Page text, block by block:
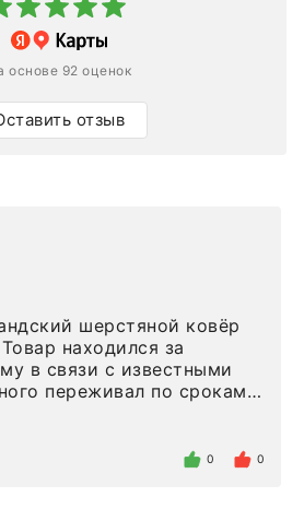
основе 92 оценок
отзыв
шерстяной ковёр
находился за
в связи с известными
переживал по срокам.
ровно в
время, без
0 0